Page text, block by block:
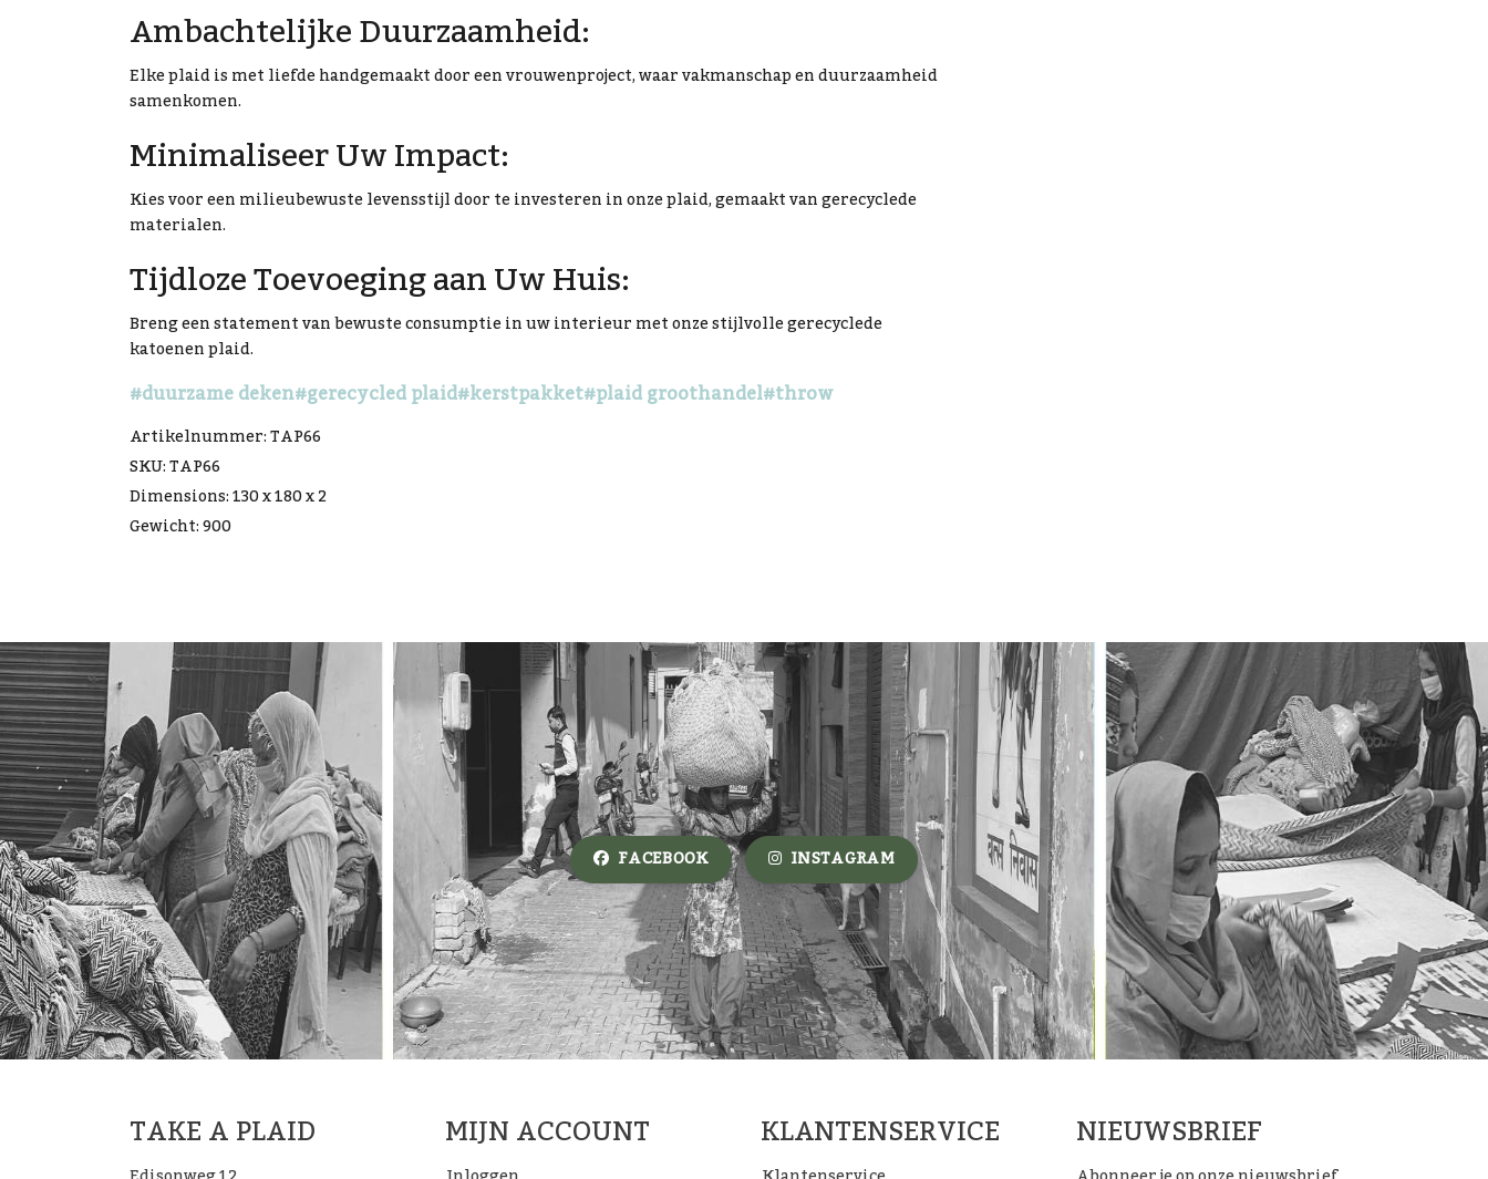
Ambachtelijke Duurzaamheid:
Elke plaid is met liefde handgemaakt door een vrouwenproject, waar vakmanschap en duurzaamheid
samenkomen.
Minimaliseer Uw Impact:
Kies voor een milieubewuste levensstijl door te investeren in onze plaid, gemaakt van gerecyclede
materialen.
Tijdloze Toevoeging aan Uw Huis:
Breng een statement van bewuste consumptie in uw interieur met onze stijlvolle gerecyclede
katoenen plaid.
#duurzame deken#gerecycled plaid#kerstpakket#plaid groothandel#throw
Artikelnummer: TAP66
SKU: TAP66
Dimensions: 130 x 180 x 2
Gewicht: 900
FACEBOOK INSTAGRAM
TAKE A PLAID MIJN ACCOUNT KLANTENSERVICE NIEUWSBRIEF